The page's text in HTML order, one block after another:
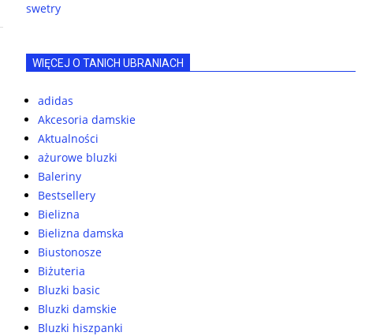
swetry
WIĘCEJ O TANICH UBRANIACH
adidas
Akcesoria damskie
Aktualności
ażurowe bluzki
Baleriny
Bestsellery
Bielizna
Bielizna damska
Biustonosze
Biżuteria
Bluzki basic
Bluzki damskie
Bluzki hiszpanki